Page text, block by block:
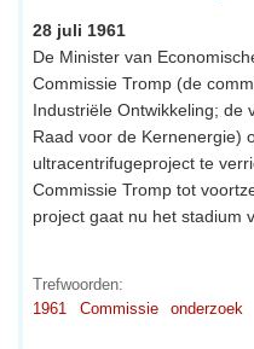
28 juli 1961
De Minister van
Commissie Tromp (de
Industriële Ontwikkeling; de
Raad voor de Kernenergie)
ultracentrifugeproject te
Commissie Tromp tot
project gaat nu het stadium
Trefwoorden:
1961
Commissie onderzoek